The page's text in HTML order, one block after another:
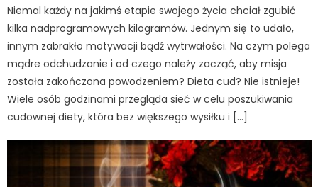
Niemal każdy na jakimś etapie swojego życia chciał zgubić
kilka nadprogramowych kilogramów. Jednym się to udało,
innym zabrakło motywacji bądź wytrwałości. Na czym polega
mądre odchudzanie i od czego należy zacząć, aby misja
została zakończona powodzeniem? Dieta cud? Nie istnieje!
Wiele osób godzinami przegląda sieć w celu poszukiwania
cudownej diety, która bez większego wysiłku i […]